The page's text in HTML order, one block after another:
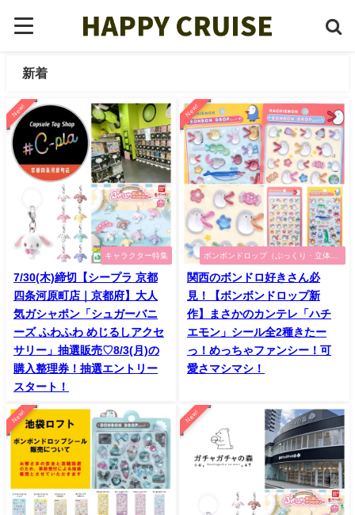
新着
New!
キャラクター特集
7/30(木)締切【シープラ 京都
四条河原町店｜京都府】大人
気ガシャポン「シュガーバニ
ーズ ふわふわ めじるしアクセ
サリー」抽選販売♡8/3(月)の
購入整理券！抽選エントリー
スタート！
New!
ボンボンドロップ（ぷっくり・立体シ
関西のボンドロ好きさん必
見！【ボンボンドロップ新
作】まさかのカンテレ「ハチ
エモン」シール全2種きたー
っ！めっちゃファンシー！可
愛さマシマシ！
New! New!